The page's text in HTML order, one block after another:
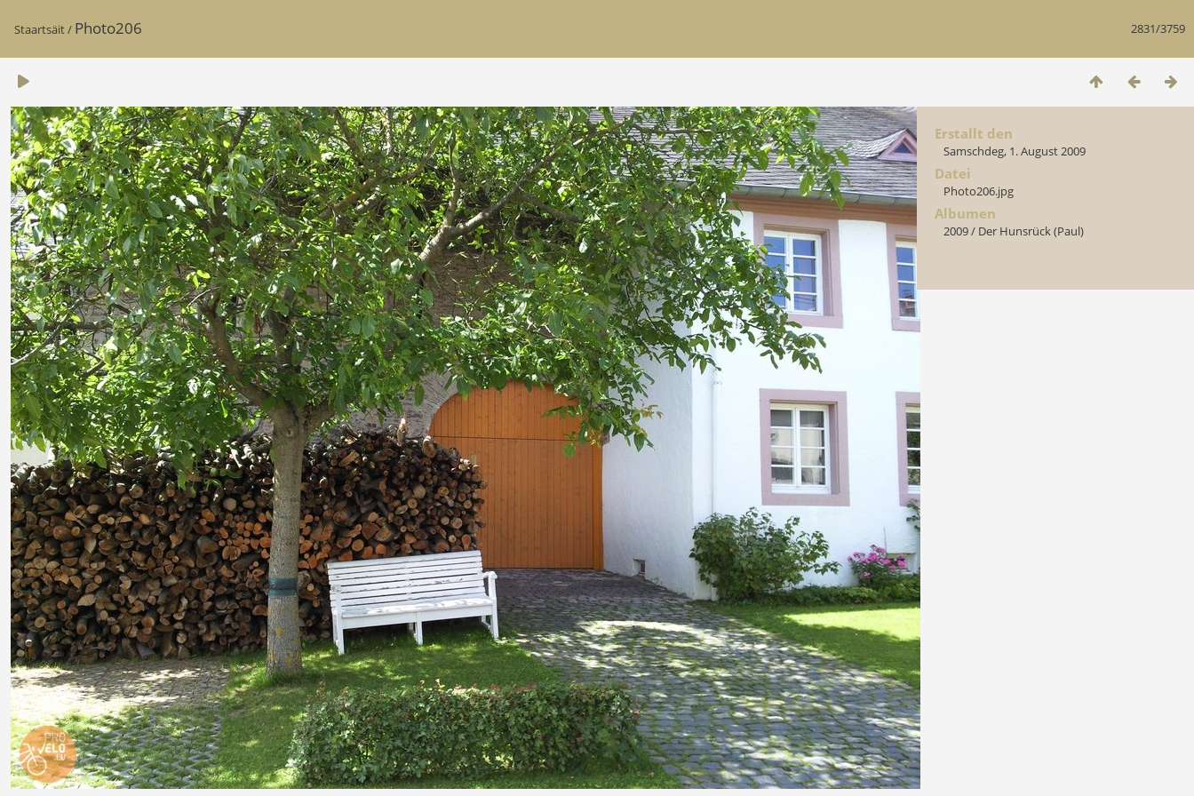
2831/3759
Staartsäit/ Photo206
Erstallt den
Samschdeg, 1. August 2009
Datei
Photo206.jpg
Albumen
2009/ Der Hunsrück (Paul)